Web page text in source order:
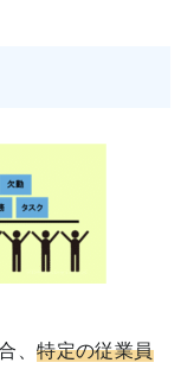
、特定の従業員